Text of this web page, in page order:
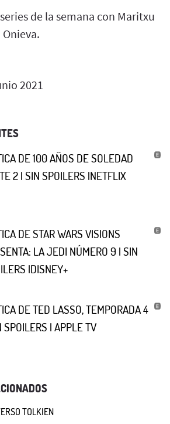
de la semana con Maritxu
2021
DE 100 AÑOS DE SOLEDAD
2 | SIN SPOILERS |NETFLIX
DE STAR WARS VISIONS
LA JEDI NÚMERO 9 | SIN
|DISNEY+
DE TED LASSO, TEMPORADA 4
SPOILERS | APPLE TV
TOLKIEN